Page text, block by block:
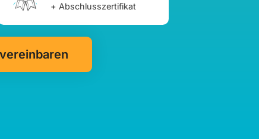
+ Abschlusszertifikat